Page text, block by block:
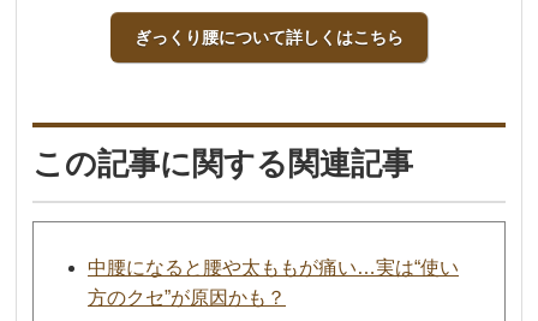
ぎっくり腰について詳しくはこちら
この記事に関する関連記事
中腰になると腰や太ももが痛い…実は“使い
方のクセ”が原因かも？